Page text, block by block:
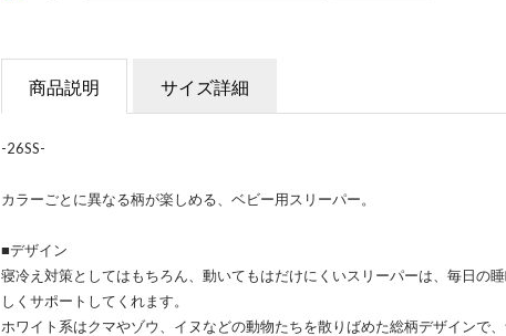
商品説明 サイズ詳細
-26SS-
カラーごとに異なる柄が楽しめる、ベビー用スリーパー。
■デザイン
寝冷え対策としてはもちろん、動いてもはだけにくいスリーパーは、毎日の
しくサポートしてくれます。
ホワイト系はクマやゾウ、イヌなどの動物たちを散りばめた総柄デザインで